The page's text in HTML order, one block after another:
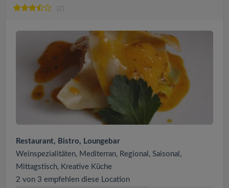
(2)
Restaurant, Bistro, Loungebar
Weinspezialitäten, Mediterran, Regional, Saisonal,
Mittagstisch, Kreative Küche
2 von 3 empfehlen diese Location